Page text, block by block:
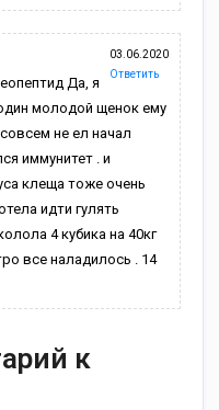
03.06.2020
Ответить
Да, я
молодой щенок ему
не ел начал
иммунитет . и
клеща тоже очень
идти гулять
4 кубика на 40кг
все наладилось . 14
к